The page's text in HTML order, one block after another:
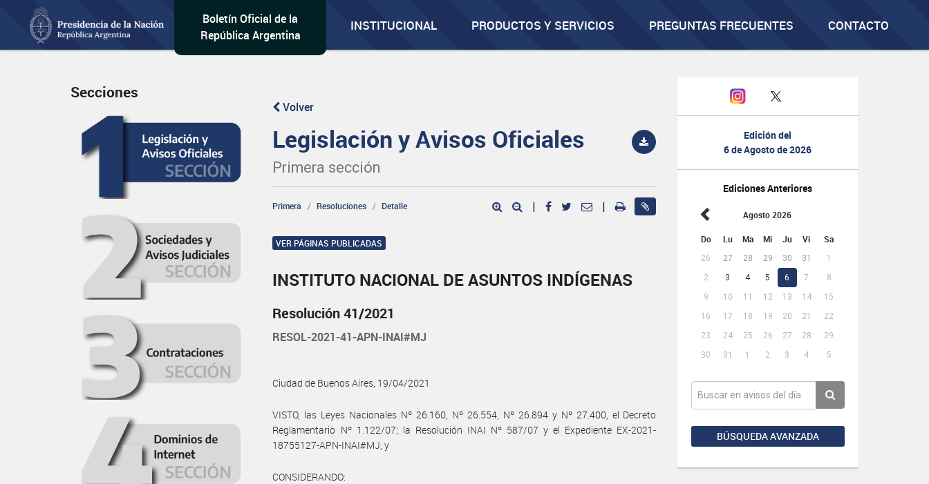
Boletín Oficial de la
República Argentina
INSTITUCIONAL PRODUCTOS Y SERVICIOS PREGUNTAS FRECUENTES CONTACTO
Edición del
6 de Agosto de 2026
Ediciones Anteriores
Agosto 2026
Do Lu Ma Mi Ju Vi Sa
26 27 28 29 30 31
1
2
3 4 5 6 7
8
9
10 11 12 13 14
15
16
17 18 19 20 21
22
23
24 25 26 27 28
29
30
31 1 2 3 4 5
BÚSQUEDA AVANZADA
Secciones
Volver
Legislación y Avisos Oficiales
Primera sección
Primera Resoluciones Detalle | |
VER PÁGINAS PUBLICADAS
INSTITUTO NACIONAL DE ASUNTOS INDÍGENAS
Resolución 41/2021
RESOL-2021-41-APN-INAI#MJ
Ciudad de Buenos Aires, 19/04/2021
VISTO, las Leyes Nacionales Nº 26.160, Nº 26.554, Nº 26.894 y Nº 27.400, el Decreto
Reglamentario Nº 1.122/07; la Resolución INAI Nº 587/07 y el Expediente EX-2021-
18755127-APN-INAI#MJ, y
CONSIDERANDO: